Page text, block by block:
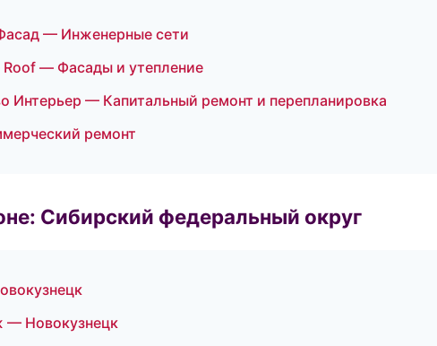
— Инженерные сети
— Фасады и утепление
Интерьер — Капитальный ремонт и перепланировка
ремонт
Сибирский федеральный округ
— Новокузнецк